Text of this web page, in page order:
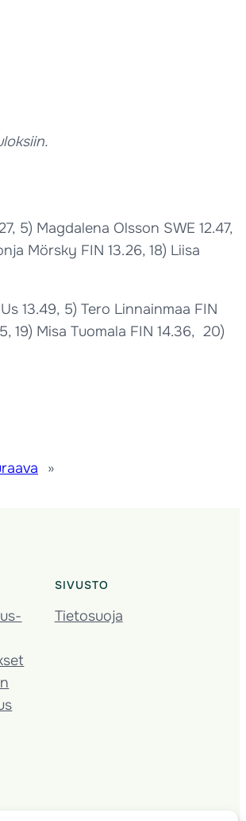
5) Magdalena Olsson SWE 12.47,
Mörsky FIN 13.26, 18) Liisa
13.49, 5) Tero Linnainmaa FIN
19) Misa Tuomala FIN 14.36, 20)
»
SIVUSTO
Tietosuoja